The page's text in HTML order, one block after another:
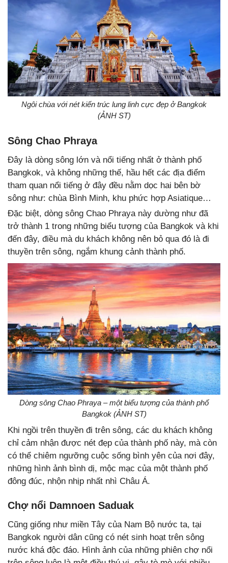
Ngôi chùa với nét kiến trúc lung linh cực đẹp ở Bangkok
(ẢNH ST)
Sông Chao Phraya
Đây là dòng sông lớn và nổi tiếng nhất ở thành phố
Bangkok, và không những thế, hầu hết các địa điểm
tham quan nổi tiếng ở đây đều nằm dọc hai bên bờ
sông như: chùa Bình Minh, khu phức hợp Asiatique…
Đặc biệt, dòng sông Chao Phraya này dường như đã
trở thành 1 trong những biểu tượng của Bangkok và khi
đến đây, điều mà du khách không nên bỏ qua đó là đi
thuyền trên sông, ngắm khung cảnh thành phố.
Dòng sông Chao Phraya – một biểu tượng của thành phố
Bangkok (ẢNH ST)
Khi ngồi trên thuyền đi trên sông, các du khách không
chỉ cảm nhận được nét đẹp của thành phố này, mà còn
có thể chiêm ngưỡng cuộc sống bình yên của nơi đây,
những hình ảnh bình dị, mộc mạc của một thành phố
đông đúc, nhộn nhịp nhất nhì Châu Á.
Chợ nổi Damnoen Saduak
Cũng giống như miền Tây của Nam Bộ nước ta, tại
Bangkok người dân cũng có nét sinh hoạt trên sông
nước khá độc đáo. Hình ảnh của những phiên chợ nổi